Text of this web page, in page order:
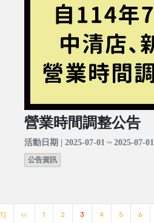
營業時間調整公告
活動日期 | 2025-07-01 ~ 2025-07-01
公告資訊
<< 1 2 3 4 5 6